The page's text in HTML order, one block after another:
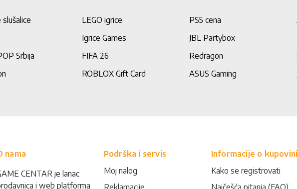
slušalice LEGO igrice PS5 cena
Igrice Games JBL Partybox
Srbija FIFA 26 Redragon
ROBLOX Gift Card ASUS Gaming
nama
CENTAR je lanac
i web platforma
Podrška i servis
Moj nalog
Reklamacije
Informacije o
Kako se registrovati
Najčešća pitanja (FAQ)